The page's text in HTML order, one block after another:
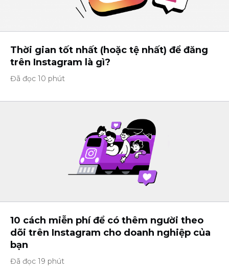
Thời gian tốt nhất (hoặc tệ nhất) để đăng
trên Instagram là gì?
Đã đọc 10 phút
10 cách miễn phí để có thêm người theo
dõi trên Instagram cho doanh nghiệp của
bạn
Đã đọc 19 phút